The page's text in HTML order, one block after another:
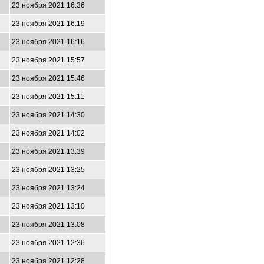
23 ноября 2021 16:36
23 ноября 2021 16:19
23 ноября 2021 16:16
23 ноября 2021 15:57
23 ноября 2021 15:46
23 ноября 2021 15:11
23 ноября 2021 14:30
23 ноября 2021 14:02
23 ноября 2021 13:39
23 ноября 2021 13:25
23 ноября 2021 13:24
23 ноября 2021 13:10
23 ноября 2021 13:08
23 ноября 2021 12:36
23 ноября 2021 12:28